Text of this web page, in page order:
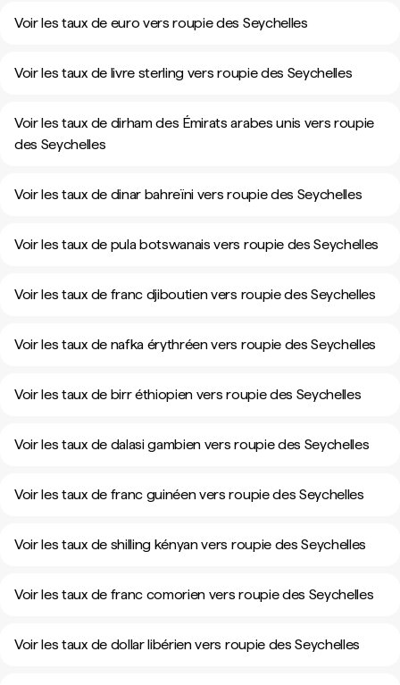
Voir les taux de euro vers roupie des Seychelles
Voir les taux de livre sterling vers roupie des Seychelles
Voir les taux de dirham des Émirats arabes unis vers roupie
des Seychelles
Voir les taux de dinar bahreïni vers roupie des Seychelles
Voir les taux de pula botswanais vers roupie des Seychelles
Voir les taux de franc djiboutien vers roupie des Seychelles
Voir les taux de nafka érythréen vers roupie des Seychelles
Voir les taux de birr éthiopien vers roupie des Seychelles
Voir les taux de dalasi gambien vers roupie des Seychelles
Voir les taux de franc guinéen vers roupie des Seychelles
Voir les taux de shilling kényan vers roupie des Seychelles
Voir les taux de franc comorien vers roupie des Seychelles
Voir les taux de dollar libérien vers roupie des Seychelles